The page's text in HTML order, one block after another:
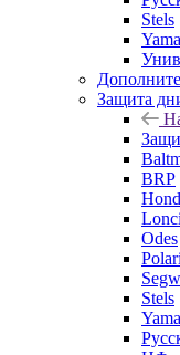
Stels
Защита
BRP
Odes
Stels